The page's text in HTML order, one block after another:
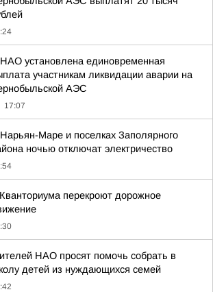
установлена единовременная
участникам ликвидации аварии на
АЭС
17:07
Маре и поселках Заполярного
ночью отключат электричество
перекроют дорожное
НАО просят помочь собрать в
детей из нуждающихся семей